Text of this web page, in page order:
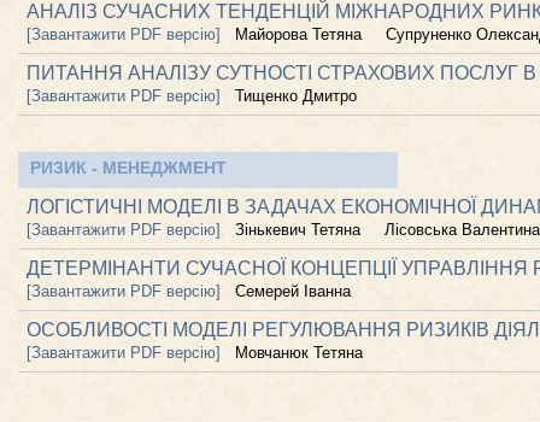
АНАЛІЗ СУЧАСНИХ ТЕНДЕНЦІЙ МІЖНАРОДНИХ
[Завантажити PDF версію] Майорова Тетяна Супруненко
ПИТАННЯ АНАЛІЗУ СУТНОСТІ СТРАХОВИХ ПОСЛУГ
[Завантажити PDF версію] Тищенко Дмитро
РИЗИК - МЕНЕДЖМЕНТ
ЛОГІСТИЧНІ МОДЕЛІ В ЗАДАЧАХ ЕКОНОМІЧНОЇ
[Завантажити PDF версію] Зінькевич Тетяна Лісовська Валентина
ДЕТЕРМІНАНТИ СУЧАСНОЇ КОНЦЕПЦІЇ
[Завантажити PDF версію] Семерей Іванна
ОСОБЛИВОСТІ МОДЕЛІ РЕГУЛЮВАННЯ РИЗИКІВ
[Завантажити PDF версію] Мовчанюк Тетяна